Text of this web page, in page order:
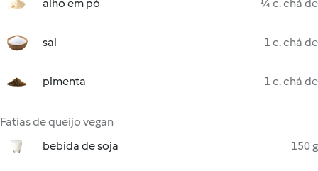
alho em pó ¼ c. chá de
sal 1 c. chá de
pimenta 1 c. chá de
Fatias de queijo vegan
bebida de soja
150 g